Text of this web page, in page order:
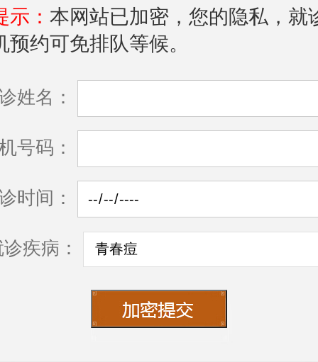
示： 本网站已加密，您的隐私，就
预约可免排队等候。
姓名：
号码：
时间：
疾病：